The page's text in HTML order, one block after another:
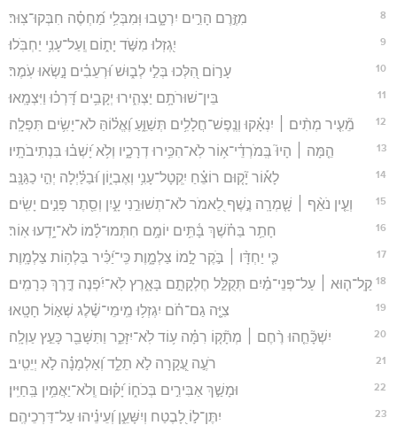
8 מִזֶּ֣רֶם הָרִ֣ים יִרְטָ֑בוּ וּֽמִבְּלִ֥י מַ֝חְסֶ֗ה חִבְּקוּ־צֽוּר׃
9 יִ֭גְזְלוּ מִשֹּׁ֣ד יָת֑וֹם וְֽעַל־עָנִ֥י יַחְבֹּֽלוּ׃
10 עָר֣וֹם הִ֭לְּכוּ בְּלִ֣י לְב֑וּשׁ וּ֝רְעֵבִ֗ים נָ֣שְׂאוּ עֹֽמֶר׃
11 בֵּין־שׁוּרֹתָ֥ם יַצְהִ֑ירוּ יְקָבִ֥ים דָּ֝רְכ֗וּ וַיִּצְמָֽאוּ׃
12 מֵ֘עִ֤יר מְתִ֨ים ׀ יִנְאָ֗קוּ וְנֶֽפֶשׁ־חֲלָלִ֥ים תְּשַׁוֵּ֑עַ וֶ֝אֱל֗וֹהַּ לֹא־יָשִׂ֥ים תִּפְלָֽה׃
13 הֵ֤מָּה ׀ הָיוּ֮ בְּֽמֹרְדֵ֫י־א֥וֹר לֹֽא־הִכִּ֥ירוּ דְרָכָ֑יו וְלֹ֥א יָ֝שְׁב֗וּ בִּנְתִיבֹתָֽיו׃
14 לָא֡וֹר יָ֘ק֤וּם רוֹצֵ֗חַ יִֽקְטָל־עָנִ֥י וְאֶבְי֑וֹן וּ֝בַלַּ֗יְלָה יְהִ֣י כַגַּנָּֽב׃
15 וְעֵ֤ין נֹאֵ֨ף ׀ שָׁ֤מְרָֽה נֶ֣שֶׁף לֵ֭אמֹר לֹא־תְשׁוּרֵ֣נִי עָ֑יִן וְסֵ֖תֶר פָּנִ֣ים יָשִֽׂים׃
16 חָתַ֥ר בַּחֹ֗שֶׁךְ בָּ֫תִּ֥ים יוֹמָ֥ם חִתְּמוּ־לָ֗מוֹ לֹא־יָ֥דְעוּ אֽוֹר׃
17 כִּ֤י יַחְדָּ֨ו ׀ בֹּ֣קֶר לָ֣מוֹ צַלְמָ֑וֶת כִּֽי־יַ֝כִּ֗יר בַּלְה֥וֹת צַלְמָֽוֶת׃
18 קַֽל־ה֤וּא ׀ עַל־פְּנֵי־מַ֗יִם תְּקֻלַּ֣ל חֶלְקָתָ֣ם בָּאָ֑רֶץ לֹֽא־יִ֝פְנֶה דֶּ֣רֶךְ כְּרָמִֽים׃
19 צִיָּ֤ה גַם־חֹ֗ם יִגְזְל֥וּ מֵֽימֵי־שֶׁ֗לֶג שְׁא֣וֹל חָטָֽאוּ׃
20 יִשְׁכָּ֘חֵ֤הוּ רֶ֨חֶם ׀ מְתָ֘ק֤וֹ רִמָּ֗ה ע֥וֹד לֹֽא־יִזָּכֵ֑ר וַתִּשָּׁבֵ֖ר כָּעֵ֣ץ עַוְלָֽה׃
21 רֹעֶ֣ה עֲ֭קָרָה לֹ֣א תֵלֵ֑ד וְ֝אַלְמָנָ֗ה לֹ֣א יְיֵטִֽיב׃
22 וּמָשַׁ֣ךְ אַבִּירִ֣ים בְּכֹח֑וֹ יָ֝ק֗וּם וְֽלֹא־יַאֲמִ֥ין בַּֽחַיִּֽין׃
23 יִתֶּן־ל֣וֹ לָ֭בֶטַח וְיִשָּׁעֵ֑ן וְ֝עֵינֵ֗יהוּ עַל־דַּרְכֵיהֶֽם׃